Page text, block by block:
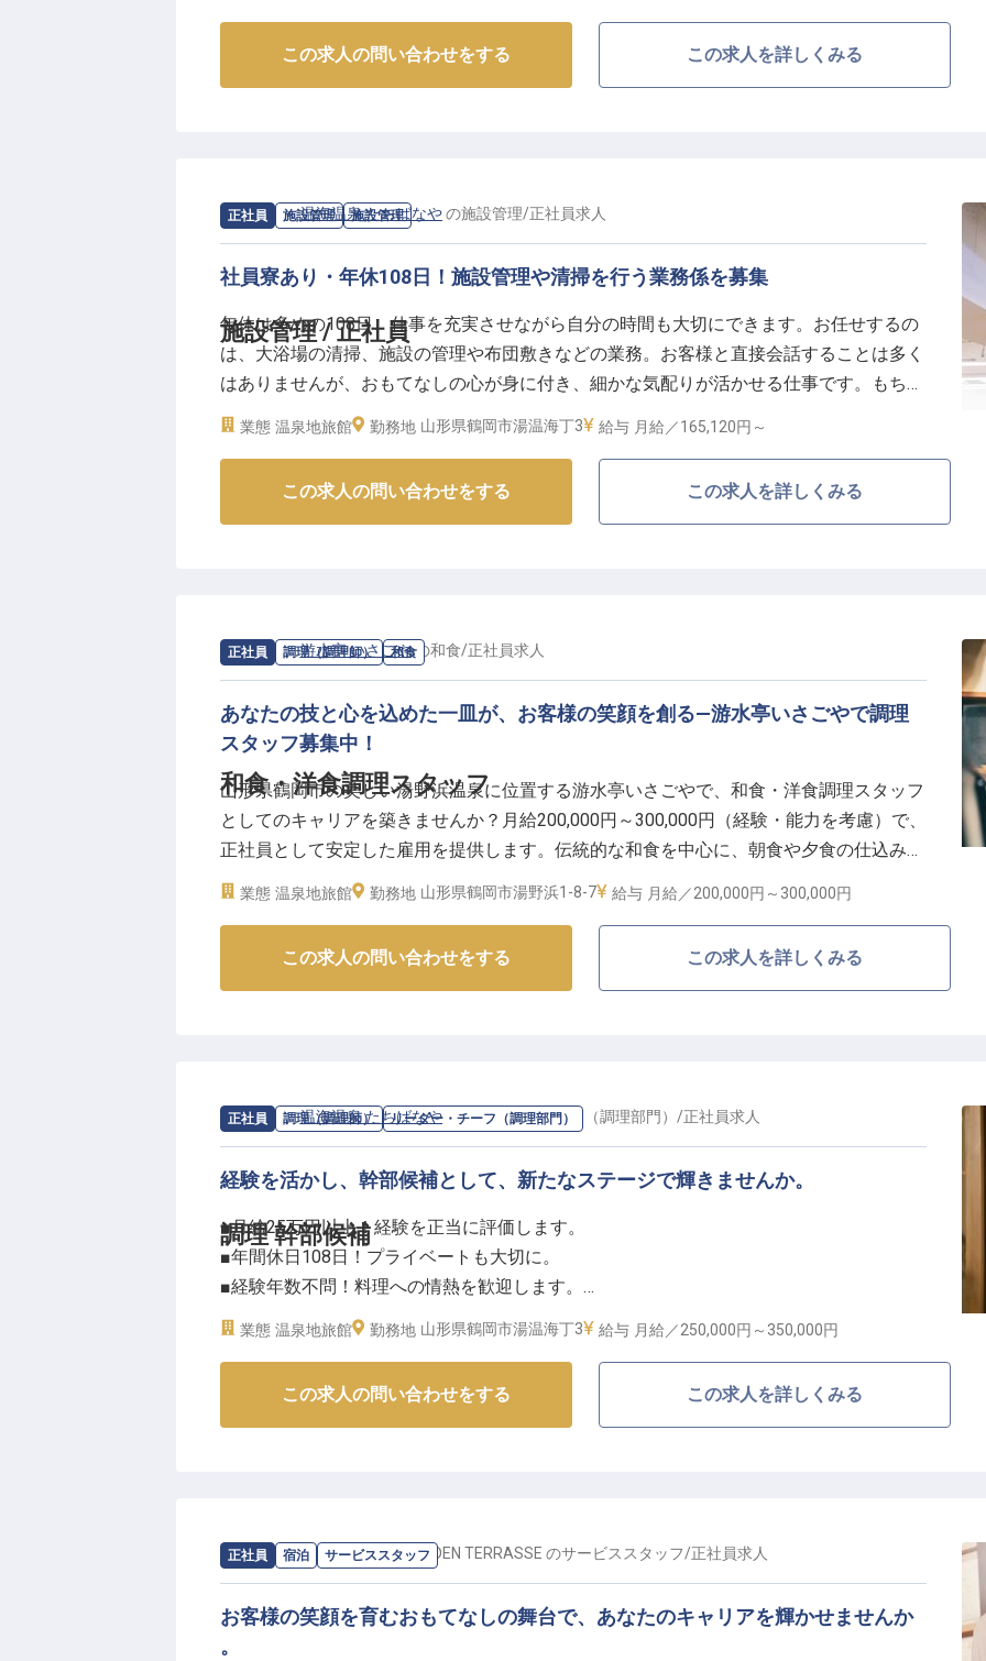
サービスリーダーとして、お客様一人ひとりに寄り添い、忘れられない滞在を演出するお
う。
ーー【充実の福利厚生とキャリアを育む環境】
当社では、働く皆様が安心して長く活躍できるよう、充実した福利厚生をご用意していま
す。
社会保険完備はもちろん、移住サポートや確定拠出年金、副業も可能。さらに、サウナ・
温泉・フィットネスの無料利用や社員割引など、日々の生活を豊かにする特典も魅力で
す。
研修制度や資格取得奨励で、あなたのキャリアアップを力強く支援します。
※2025年10月02日時点の情報です
この求人の問い合わせをする この求人を詳しくみる
正社員 施設管理 施設管理
施設管理 / 正社員
求人情報：温海温泉 たちばなやの施設管理/正社員求人
社員寮あり・年休108日！施設管理や清掃を行う業務係を募集
年休は多めの108日、仕事を充実させながら自分の時間も大切にできます。お任せするの
は、大浴場の清掃、施設の管理や布団敷きなどの業務。お客様と直接会話することは多く
はありませんが、おもてなしの心が身に付き、細かな気配りが活かせる仕事です。もちろ
ん社員寮もございます。「たちばなや」は、あつみ温泉内にある全78客室の老舗旅館。伝
業態 温泉地旅館 勤務地 山形県鶴岡市湯温海丁3 給与 月給／165,120円～
この求人の問い合わせをする この求人を詳しくみる
正社員 調理（調理師） 和食
和食・洋食調理スタッフ
求人情報：游水亭 いさごやの和食/正社員求人
あなたの技と心を込めた一皿が、お客様の笑顔を創る—游水亭いさごやで調理
スタッフ募集中！
山形県鶴岡市の美しい湯野浜温泉に位置する游水亭いさごやで、和食・洋食調理スタッフ
としてのキャリアを築きませんか？月給200,000円～300,000円（経験・能力を考慮）で、
正社員として安定した雇用を提供します。伝統的な和食を中心に、朝食や夕食の仕込みか
ら調理、盛り付けまでを担当し、お客様に心温まるお膳を提供します。あなたのホスピタ
業態 温泉地旅館 勤務地 山形県鶴岡市湯野浜1-8-7 給与 月給／200,000円～ 300,000円
この求人の問い合わせをする この求人を詳しくみる
正社員 調理（調理師） リーダー・チーフ（調理部門）
調理 幹部候補
求人情報：温海温泉 たちばなや のリーダー・チーフ（調理部門） /正社員求人
経験を活かし、幹部候補として、新たなステージで輝きませんか。
■月給25万円以上！経験を正当に評価します。
■年間休日108日！プライベートも大切に。
■経験年数不問！料理への情熱を歓迎します。
■仕入れやメニュー開発で腕を振るう幹部候補。
当施設では、お客様の心に残る特別な時間を提供するため、お料理にも深いおもてなしの
心を込めています。旬の食材を活かし、見た目にも美しい一皿一皿は、お客様の旅の思い
共に、記憶に残る美食体験を創造していきましょう。
ーー【キャリアを築き、成長できる働きやすい環境】
業態 温泉地旅館 勤務地 山形県鶴岡市湯温海丁3 給与 月給／250,000円～ 350,000円
この求人の問い合わせをする この求人を詳しくみる
正社員 宿泊 サービススタッフ
求人情報：SHONAI HOTEL SUIDEN TERRASSE のサービススタッフ/正社員求人
お客様の笑顔を育むおもてなしの舞台で、あなたのキャリアを輝かせませんか
。